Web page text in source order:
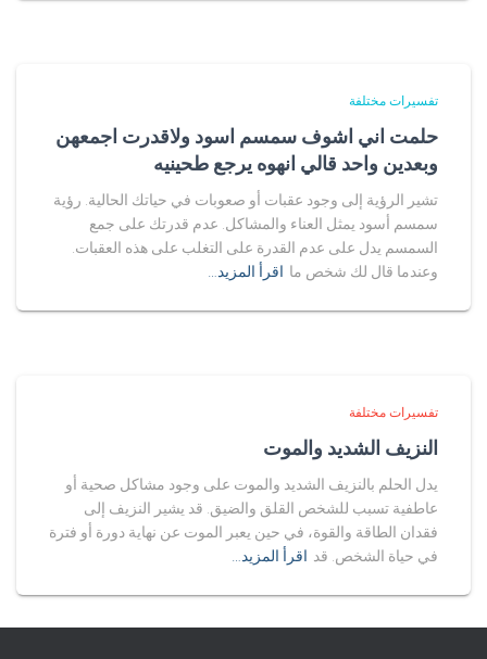
تفسيرات مختلفة
حلمت اني اشوف سمسم اسود ولاقدرت اجمعهن
وبعدين واحد قالي انهوه يرجع طحينيه
تشير الرؤية إلى وجود عقبات أو صعوبات في حياتك الحالية. رؤية
سمسم أسود يمثل العناء والمشاكل. عدم قدرتك على جمع
السمسم يدل على عدم القدرة على التغلب على هذه العقبات.
وعندما قال لك شخص ما اقرأ المزيد…
تفسيرات مختلفة
النزيف الشديد والموت
يدل الحلم بالنزيف الشديد والموت على وجود مشاكل صحية أو
عاطفية تسبب للشخص القلق والضيق. قد يشير النزيف إلى
فقدان الطاقة والقوة، في حين يعبر الموت عن نهاية دورة أو فترة
في حياة الشخص. قد اقرأ المزيد…